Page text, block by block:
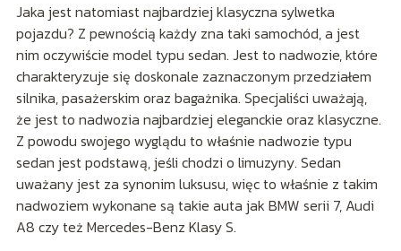
Jaka jest natomiast najbardziej klasyczna sylwetka
pojazdu? Z pewnością każdy zna taki samochód, a jest
nim oczywiście model typu sedan. Jest to nadwozie, które
charakteryzuje się doskonale zaznaczonym przedziałem
silnika, pasażerskim oraz bagażnika. Specjaliści uważają,
że jest to nadwozia najbardziej eleganckie oraz klasyczne.
Z powodu swojego wyglądu to właśnie nadwozie typu
sedan jest podstawą, jeśli chodzi o limuzyny. Sedan
uważany jest za synonim luksusu, więc to właśnie z takim
nadwoziem wykonane są takie auta jak BMW serii 7, Audi
A8 czy też Mercedes-Benz Klasy S.